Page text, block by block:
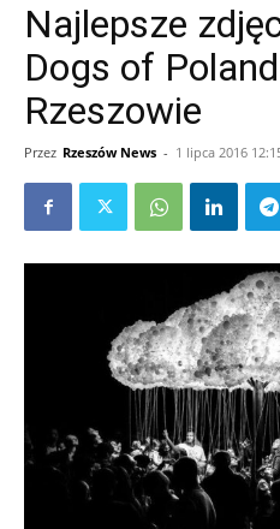
Najlepsze
Dogs of
Rzeszowie
Przez Rzeszów News - 1 lipca 2016